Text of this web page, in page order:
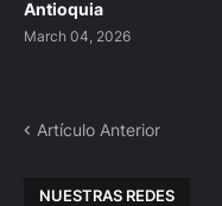
Antioquia
March 04, 2026
Artículo Anterior
NUESTRAS REDES